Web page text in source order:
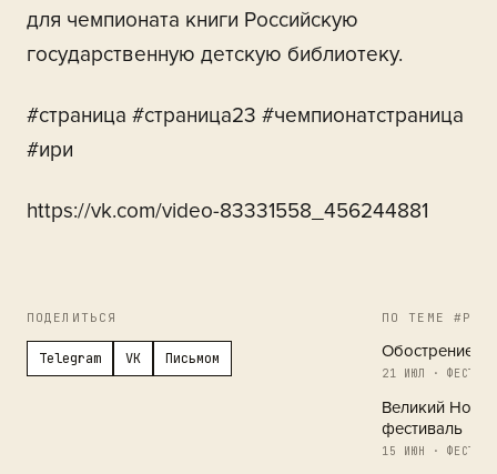
для чемпионата книги Российскую
государственную детскую библиотеку.
#страница #страница23 #чемпионатстраница
#ири
https://vk.com/video-83331558_456244881
ПОДЕЛИТЬСЯ
Telegram VK Письмом
ПО ТЕМЕ
Обострение в
21 ИЮЛ ·
Великий
фестиваль
15 ИЮН ·